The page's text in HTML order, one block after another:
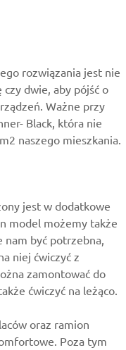
rozwiązania jest nie
dwie, aby pójść o
Ważne przy
Black, która nie
naszego mieszkania.
jest w dodatkowe
model możemy także
nam być potrzebna,
niej ćwiczyć z
zamontować do
ćwiczyć na leżąco.
oraz ramion
Poza tym